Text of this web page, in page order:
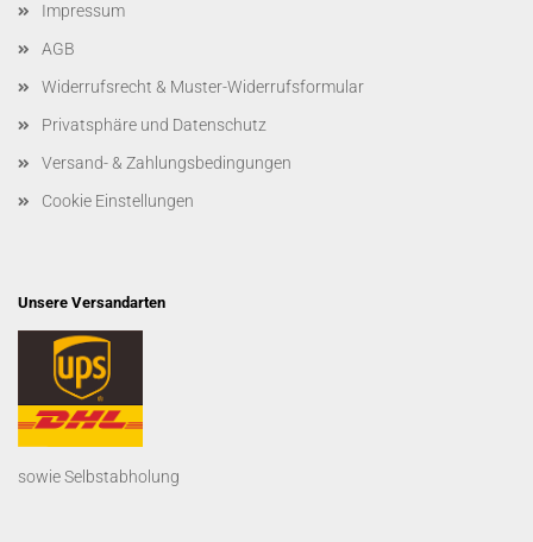
Impressum
AGB
Widerrufsrecht & Muster-Widerrufsformular
Privatsphäre und Datenschutz
Versand- & Zahlungsbedingungen
Cookie Einstellungen
Unsere Versandarten
sowie Selbstabholung